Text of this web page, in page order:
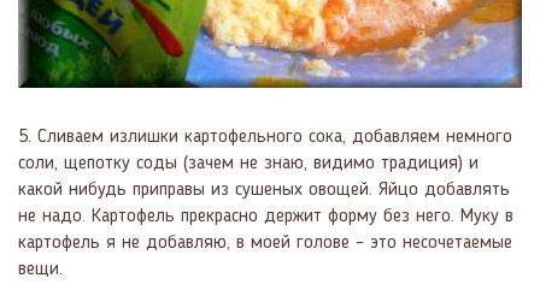
5. Сливаем излишки картофельного сока, добавляем немного
соли, щепотку соды (зачем не знаю, видимо традиция) и
какой нибудь приправы из сушеных овощей. Яйцо добавлять
не надо. Картофель прекрасно держит форму без него. Муку в
картофель я не добавляю, в моей голове – это несочетаемые
вещи.